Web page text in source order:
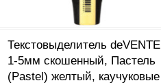
Текстовыделитель deVENTE
1-5мм скошенный, Пастель
(Pastel) желтый, каучуковые